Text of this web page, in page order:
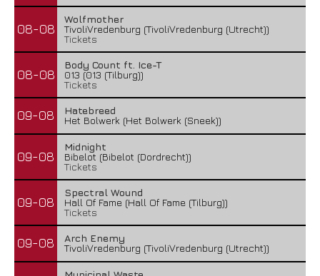
08-08
Wolfmother
TivoliVredenburg (TivoliVredenburg (Utrecht))
Tickets
08-08
Body Count ft. Ice-T
013 (013 (Tilburg))
Tickets
09-08
Hatebreed
Het Bolwerk (Het Bolwerk (Sneek))
09-08
Midnight
Bibelot (Bibelot (Dordrecht))
Tickets
09-08
Spectral Wound
Hall Of Fame (Hall Of Fame (Tilburg))
Tickets
09-08
Arch Enemy
TivoliVredenburg (TivoliVredenburg (Utrecht))